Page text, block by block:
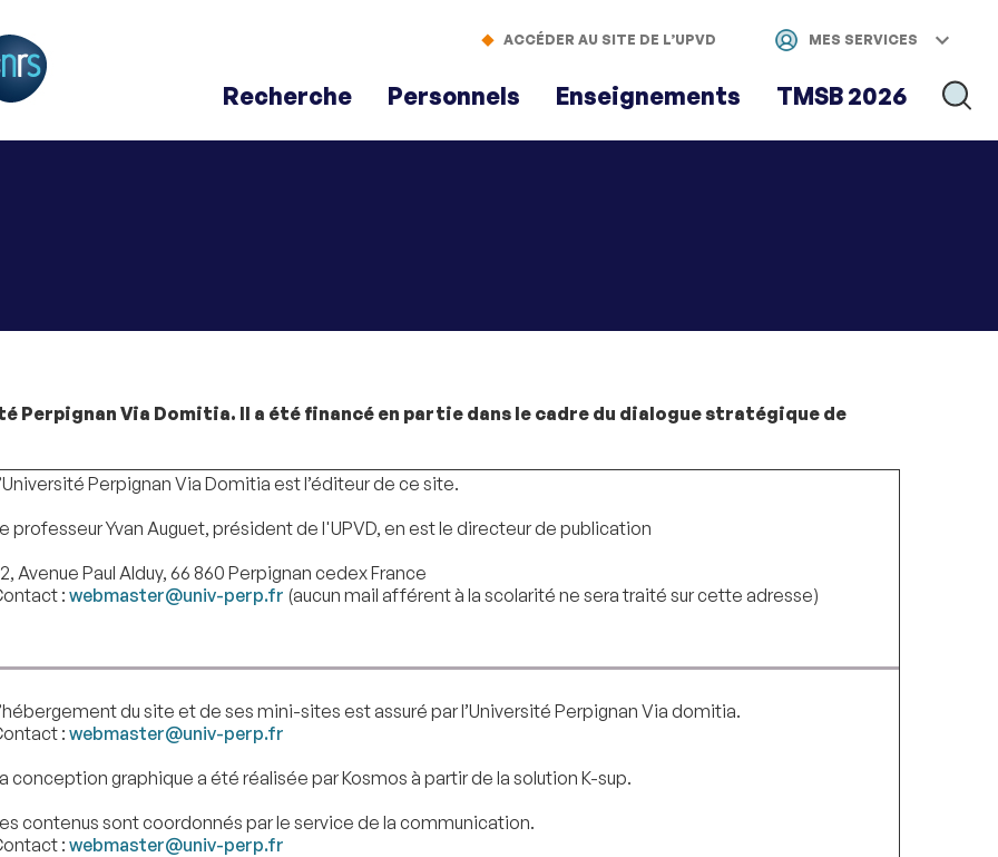
ACCÉDER AU SITE DE L’UPVD MES SERVICES
Recherche Personnels Enseignements TMSB 2026
Perpignan Via Domitia. Il a été financé en partie dans le cadre du dialogue stratégique de
Perpignan Via Domitia est l’éditeur de ce site.
professeur Yvan Auguet, président de l'UPVD, en est le directeur de publication
Avenue Paul Alduy, 66 860 Perpignan cedex France
: webmaster@univ-perp.fr (aucun mail afférent à la scolarité ne sera traité sur cette adresse)
du site et de ses mini-sites est assuré par l’Université Perpignan Via domitia.
: webmaster@univ-perp.fr
conception graphique a été réalisée par Kosmos à partir de la solution K-sup.
contenus sont coordonnés par le service de la communication.
: webmaster@univ-perp.fr